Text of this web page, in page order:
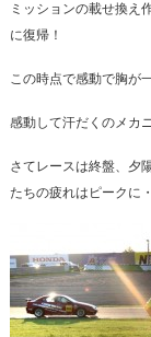
ミッションの載せ換え
に復帰！
この時点で感動で胸が
感動して汗だくのメカ
さてレースは終盤、夕
たちの疲れはピークに